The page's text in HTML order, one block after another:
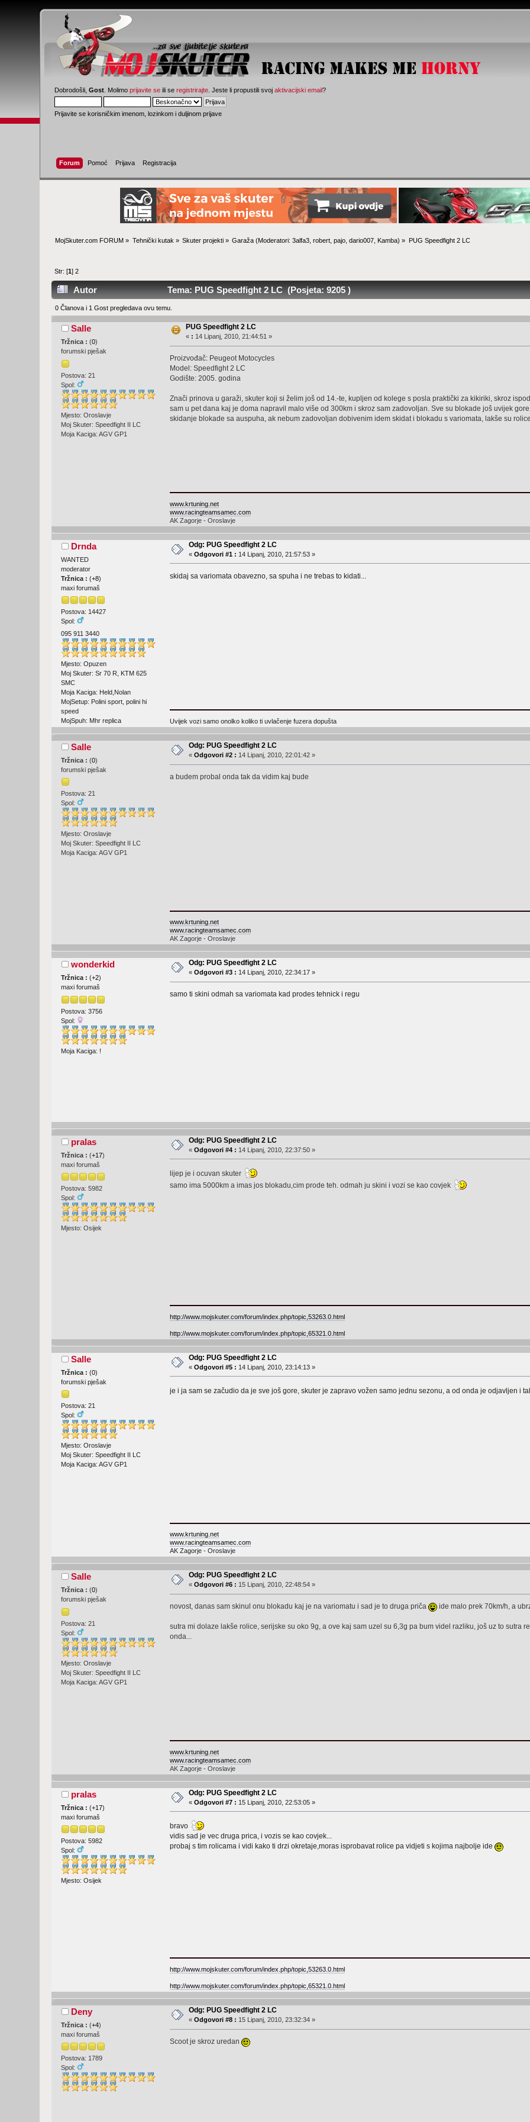
Dobrodošli,Gost . Molimoprijavite se ili seregistrirajte . Jeste li propustili svojaktivacijski email?
Prijavite se korisničkim imenom, lozinkom i duljinom prijave
Forum Pomoć Prijava Registracija
MojSkuter.com FORUM » Tehnički kutak » Skuter projekti » Garaža (Moderatori:3alfa3 ,robert ,pajo ,dario007 Kamba) » PUG Speedfight 2 LC
Str: [1]2
Autor Tema: PUG Speedfight 2 LC (Posjeta: 9205 )
0 Članova i 1 Gost pregledava ovu temu.
Salle
Tržnica :(0)
forumski pješak
Postova: 21
Spol:
Mjesto: Oroslavje
Moj Skuter: Speedfight II LC
Moja Kaciga: AGV GP1
PUG Speedfight 2 LC
« : 14 Lipanj, 2010, 21:44:51 »
Proizvođač: Peugeot Motocycles
Model: Speedfight 2 LC
Godište: 2005. godina
Znači prinova u garaži, skuter koji si želim još od 14.-te, kupljen od kolege s posla praktički za kikiriki, skroz
sam u pet dana kaj je doma napravil malo više od 300km i skroz sam zadovoljan. Sve su blokade još uvijek
skidanje blokade sa auspuha, ak nebum zadovoljan dobivenim idem skidat i blokadu s variomata, lakše su
www.krtuning.net
www.racingteamsamec.com
AK Zagorje - Oroslavje
Drnda
WANTED
moderator
Tržnica :(+8)
maxi forumaš
Postova: 14427
Spol:
095 911 3440
Mjesto: Opuzen
Moj Skuter: Sr 70 R, KTM 625
SMC
Moja Kaciga: Held,Nolan
MojSetup: Polini sport, polini hi
speed
MojSpuh: Mhr replica
Odg: PUG Speedfight 2 LC
«Odgovori #1 : 14 Lipanj, 2010, 21:57:53 »
skidaj sa variomata obavezno, sa spuha i ne trebas to kidati...
Uvijek vozi samo onolko koliko ti uvlačenje fuzera dopušta
Salle
Tržnica :(0)
forumski pješak
Postova: 21
Spol:
Mjesto: Oroslavje
Moj Skuter: Speedfight II LC
Moja Kaciga: AGV GP1
Odg: PUG Speedfight 2 LC
«Odgovori #2 : 14 Lipanj, 2010, 22:01:42 »
a budem probal onda tak da vidim kaj bude
www.krtuning.net
www.racingteamsamec.com
AK Zagorje - Oroslavje
wonderkid
Tržnica :(+2)
maxi forumaš
Postova: 3756
Spol:
Moja Kaciga: !
Odg: PUG Speedfight 2 LC
«Odgovori #3 : 14 Lipanj, 2010, 22:34:17 »
samo ti skini odmah sa variomata kad prodes tehnick i regu
pralas
Tržnica :(+17)
maxi forumaš
Postova: 5982
Spol:
Mjesto: Osijek
Odg: PUG Speedfight 2 LC
«Odgovori #4 : 14 Lipanj, 2010, 22:37:50 »
lijep je i ocuvan skuter
samo ima 5000km a imas jos blokadu,cim prode teh. odmah ju skini i vozi se kao covjek
http://www.mojskuter.com/forum/index.php/topic,53263.0.html
http://www.mojskuter.com/forum/index.php/topic,65321.0.html
Salle
Tržnica :(0)
forumski pješak
Postova: 21
Spol:
Mjesto: Oroslavje
Moj Skuter: Speedfight II LC
Moja Kaciga: AGV GP1
Odg: PUG Speedfight 2 LC
«Odgovori #5 : 14 Lipanj, 2010, 23:14:13 »
je i ja sam se začudio da je sve još gore, skuter je zapravo vožen samo jednu sezonu, a od onda je odjavljen i
www.krtuning.net
www.racingteamsamec.com
AK Zagorje - Oroslavje
Salle
Tržnica :(0)
forumski pješak
Postova: 21
Spol:
Mjesto: Oroslavje
Moj Skuter: Speedfight II LC
Moja Kaciga: AGV GP1
Odg: PUG Speedfight 2 LC
«Odgovori #6 : 15 Lipanj, 2010, 22:48:54 »
novost, danas sam skinul onu blokadu kaj je na variomatu i sad je to druga priča ide malo prek 70km/h, a
sutra mi dolaze lakše rolice, serijske su oko 9g, a ove kaj sam uzel su 6,3g pa bum videl razliku, još uz to sutra
onda...
www.krtuning.net
www.racingteamsamec.com
AK Zagorje - Oroslavje
pralas
Tržnica :(+17)
maxi forumaš
Postova: 5982
Spol:
Mjesto: Osijek
Odg: PUG Speedfight 2 LC
«Odgovori #7 : 15 Lipanj, 2010, 22:53:05 »
bravo
vidis sad je vec druga prica, i vozis se kao covjek...
probaj s tim rolicama i vidi kako ti drzi okretaje,moras isprobavat rolice pa vidjeti s kojima najbolje ide
http://www.mojskuter.com/forum/index.php/topic,53263.0.html
http://www.mojskuter.com/forum/index.php/topic,65321.0.html
Deny
Tržnica :(+4)
maxi forumaš
Postova: 1789
Spol:
Odg: PUG Speedfight 2 LC
«Odgovori #8 : 15 Lipanj, 2010, 23:32:34 »
Scoot je skroz uredan